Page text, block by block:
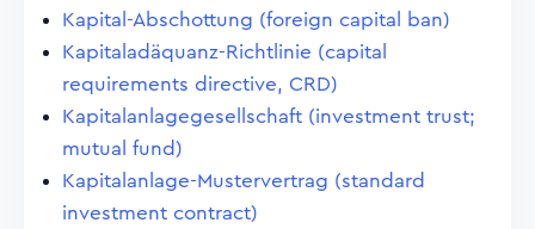
Kapital-Abschottung (foreign capital ban)
Kapitaladäquanz-Richtlinie (capital
requirements directive, CRD)
Kapitalanlagegesellschaft (investment trust;
mutual fund)
Kapitalanlage-Mustervertrag (standard
investment contract)